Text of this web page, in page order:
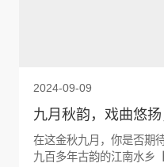
2024-09-09
九月秋韵，戏曲悠扬
在这金秋九月，你是否期
九百多年古韵的江南水乡